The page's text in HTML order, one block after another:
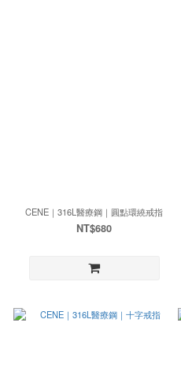
CENE｜316L醫療鋼｜圓點環繞戒指
NT$680